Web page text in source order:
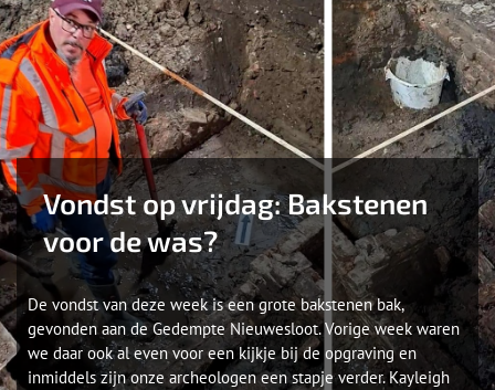
Vondst op vrijdag: Bakstenen
voor de was?
De vondst van deze week is een grote bakstenen bak,
gevonden aan de Gedempte Nieuwesloot. Vorige week waren
we daar ook al even voor een kijkje bij de opgraving en
inmiddels zijn onze archeologen een stapje verder. Kayleigh